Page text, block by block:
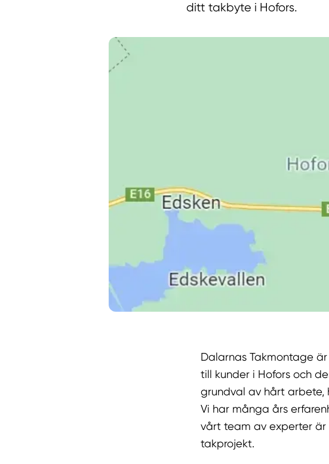
ditt takbyte i Hofors.
Dalarnas Takmontage
till kunder i Hofors och
grundval av hårt arbete,
Vi har många års
vårt team av experter
takprojekt.